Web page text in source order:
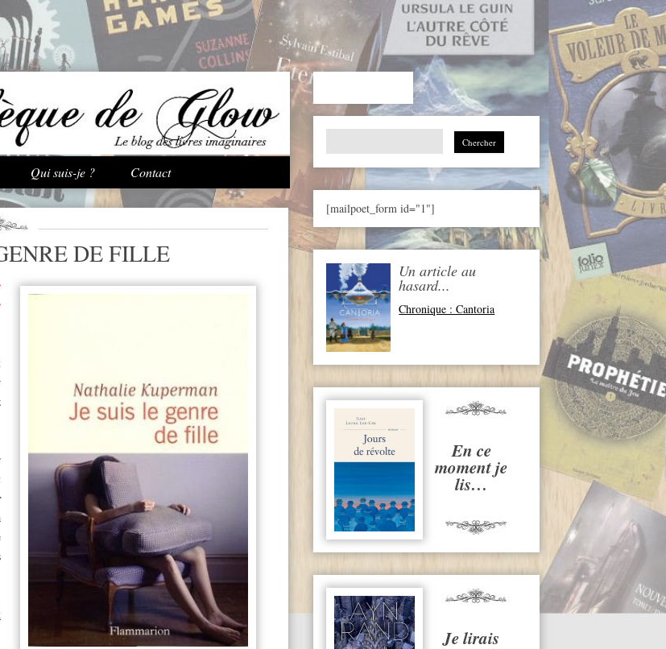
au contenu principal
Qui suis-je ? Contact
Search
[mailpoet_form id="1"]
Un article au
hasard...
Chronique : Cantoria
En ce
moment je
lis…
Je lirais
DE FILLE